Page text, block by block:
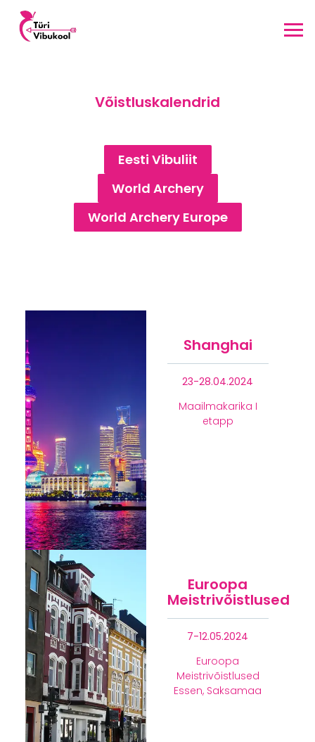
Võistluskalendrid
Eesti Vibuliit
World Archery
World Archery Europe
Shanghai
23-28.04.2024
Maailmakarika I
etapp
Euroopa
Meistrivõistlused
7-12.05.2024
Euroopa
Meistrivõistlused
Essen, Saksamaa